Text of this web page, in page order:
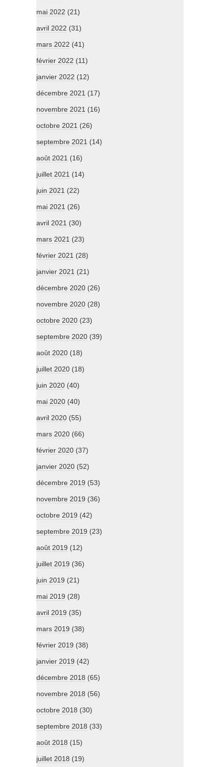
mai 2022 (21)
avril 2022 (31)
mars 2022 (41)
février 2022 (11)
janvier 2022 (12)
décembre 2021 (17)
novembre 2021 (16)
octobre 2021 (26)
septembre 2021 (14)
août 2021 (16)
juillet 2021 (14)
juin 2021 (22)
mai 2021 (26)
avril 2021 (30)
mars 2021 (23)
février 2021 (28)
janvier 2021 (21)
décembre 2020 (26)
novembre 2020 (28)
octobre 2020 (23)
septembre 2020 (39)
août 2020 (18)
juillet 2020 (18)
juin 2020 (40)
mai 2020 (40)
avril 2020 (55)
mars 2020 (66)
février 2020 (37)
janvier 2020 (52)
décembre 2019 (53)
novembre 2019 (36)
octobre 2019 (42)
septembre 2019 (23)
août 2019 (12)
juillet 2019 (36)
juin 2019 (21)
mai 2019 (28)
avril 2019 (35)
mars 2019 (38)
février 2019 (38)
janvier 2019 (42)
décembre 2018 (65)
novembre 2018 (56)
octobre 2018 (30)
septembre 2018 (33)
août 2018 (15)
juillet 2018 (19)